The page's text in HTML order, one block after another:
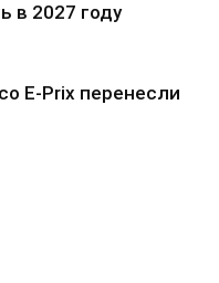
в 2027 году
E-Prix перенесли